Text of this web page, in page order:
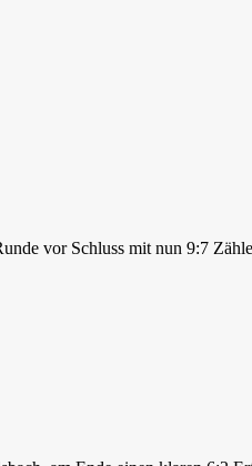
vor Schluss mit nun 9:7